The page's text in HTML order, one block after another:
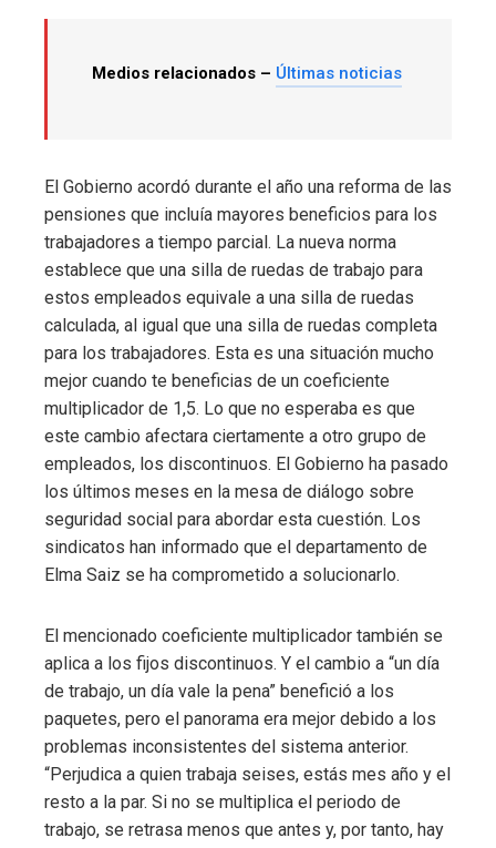
Medios relacionados – Últimas noticias
El Gobierno acordó durante el año una reforma de las
pensiones que incluía mayores beneficios para los
trabajadores a tiempo parcial. La nueva norma
establece que una silla de ruedas de trabajo para
estos empleados equivale a una silla de ruedas
calculada, al igual que una silla de ruedas completa
para los trabajadores. Esta es una situación mucho
mejor cuando te beneficias de un coeficiente
multiplicador de 1,5. Lo que no esperaba es que
este cambio afectara ciertamente a otro grupo de
empleados, los discontinuos. El Gobierno ha pasado
los últimos meses en la mesa de diálogo sobre
seguridad social para abordar esta cuestión. Los
sindicatos han informado que el departamento de
Elma Saiz se ha comprometido a solucionarlo.
El mencionado coeficiente multiplicador también se
aplica a los fijos discontinuos. Y el cambio a “un día
de trabajo, un día vale la pena” benefició a los
paquetes, pero el panorama era mejor debido a los
problemas inconsistentes del sistema anterior.
“Perjudica a quien trabaja seises, estás mes año y el
resto a la par. Si no se multiplica el periodo de
trabajo, se retrasa menos que antes y, por tanto, hay